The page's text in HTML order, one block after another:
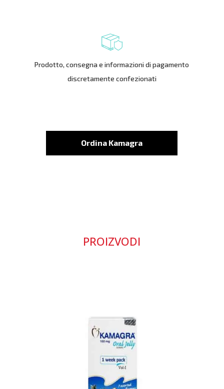
Prodotto, consegna e informazioni di pagamento
discretamente confezionati
Ordina Kamagra
PROIZVODI